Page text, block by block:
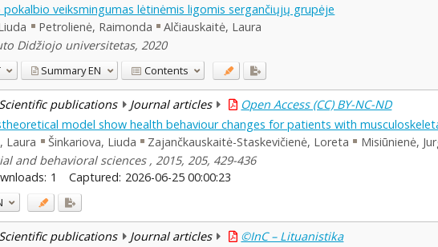
veiksmingumas lėtinėmis ligomis sergančiųjų grupėje
Petrolienė, Raimonda
Alčiauskaitė, Laura
Didžiojo universitetas, 2020
SummaryEN Contents
Scientific publications Journal articles Open Access (CC) BY-NC-ND
model show health behaviour changes for patients with
Laura
Šinkariova, Liuda Zajančkauskaitė-Staskevičienė, Loreta Misiūnienė,
and behavioral sciences , 2015, 205, 429-436
1 Captured: 2026-06-25 00:00:23
Scientific publications Journal articles ©InC – Lituanistika